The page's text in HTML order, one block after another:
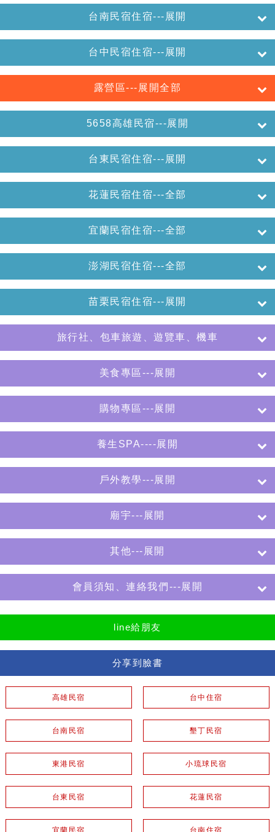
台南民宿住宿---展開
台中民宿住宿---展開
露營區---展開全部
5658高雄民宿---展開
台東民宿住宿---展開
花蓮民宿住宿---全部
宜蘭民宿住宿---全部
澎湖民宿住宿---全部
苗栗民宿住宿---展開
旅行社、包車旅遊、遊覽車、機車
美食專區---展開
購物專區---展開
養生SPA----展開
戶外教學---展開
廟宇---展開
其他---展開
會員須知、連絡我們---展開
line給朋友
分享到臉書
高雄民宿 台中住宿
台南民宿 墾丁民宿
東港民宿 小琉球民宿
台東民宿 花蓮民宿
宜蘭民宿 台南住宿